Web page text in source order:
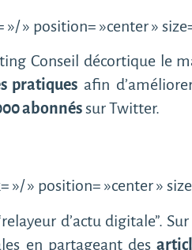
»/ » position= »center »
Conseil décortique le
pratiques afin
abonnéssur Twitter.
»/ » position= »center »
d’actu digitale”.
en partageant des